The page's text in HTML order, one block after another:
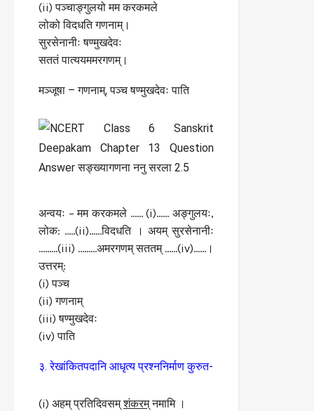
(ii) पञ्चाङ्गुलयो मम करकमले
लोको विदधति गणनाम्।
सुरसेनानीः षण्मुखदेवः
सततं पात्ययममरगणम्।
मञ्जूषा – गणनाम्, पञ्च षण्मुखदेवः पाति
अन्वयः – मम करकमले …… (i)…… अङ्गुलयः,
लोक: …..(ii)……विदधति । अयम् सुरसेनानीः
………(iii) ………अमरगणम् सततम् ……(iv)……।
उत्तरम्:
(i) पञ्च
(ii) गणनाम्
(iii) षण्मुखदेवः
(iv) पाति
३. रेखांकितपदानि आधृत्य प्रश्ननिर्माण कुरुत-
(i) अहम् प्रतिदिवसम्शंकरम्नमामि ।